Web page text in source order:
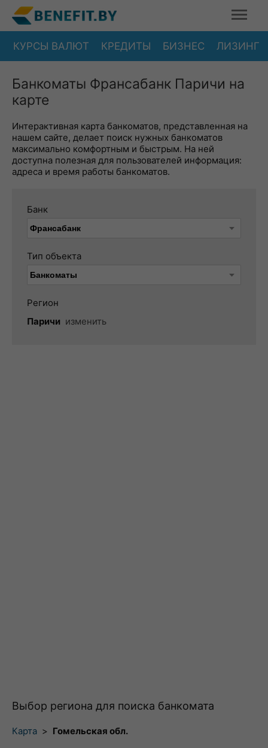
КУРСЫ ВАЛЮТ КРЕДИТЫ БИЗНЕС ЛИЗИНГ
Банкоматы Франсабанк Паричи на
карте
Интерактивная карта банкоматов, представленная на
нашем сайте, делает поиск нужных банкоматов
максимально комфортным и быстрым. На ней
доступна полезная для пользователей информация:
адреса и время работы банкоматов.
Банк
Тип объекта
Регион
Паричи изменить
Выбор региона для поиска банкомата
Карта > Гомельская обл.